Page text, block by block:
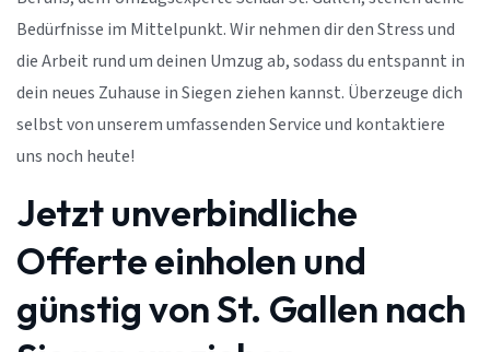
Bedürfnisse im Mittelpunkt. Wir nehmen dir den Stress und
die Arbeit rund um deinen Umzug ab, sodass du entspannt in
dein neues Zuhause in Siegen ziehen kannst. Überzeuge dich
selbst von unserem umfassenden Service und kontaktiere
uns noch heute!
Jetzt unverbindliche
Offerte einholen und
günstig von St. Gallen nach